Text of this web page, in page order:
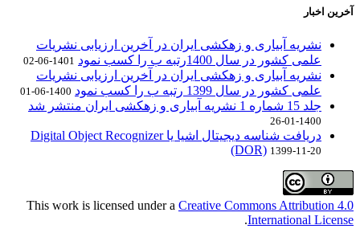
آخرین اخبار
نشریه آبیاری و زهکشی ایران در آخرین ارزیابی نشریات
علمی کشور در سال 1400رتبه ب را کسب نمود
1401-06-02
نشریه آبیاری و زهکشی ایران در آخرین ارزیابی نشریات
علمی کشور در سال 1399 رتبه ب را کسب نمود
1400-06-01
جلد 15 شماره 1 نشریه آبیاری و زهکشی ایران منتشر شد
1400-01-26
دریافت شناسه دیجیتال اشیا یا Digital Object Recognizer
(DOR) 1399-11-20
This work is licensed under a Creative Commons Attribution 4.0
International License
.